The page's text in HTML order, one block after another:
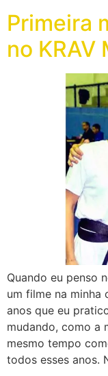
Primeira
no KRAV
Quando eu penso
um filme na minha
anos que eu
mudando, como a
mesmo tempo
todos esses anos.